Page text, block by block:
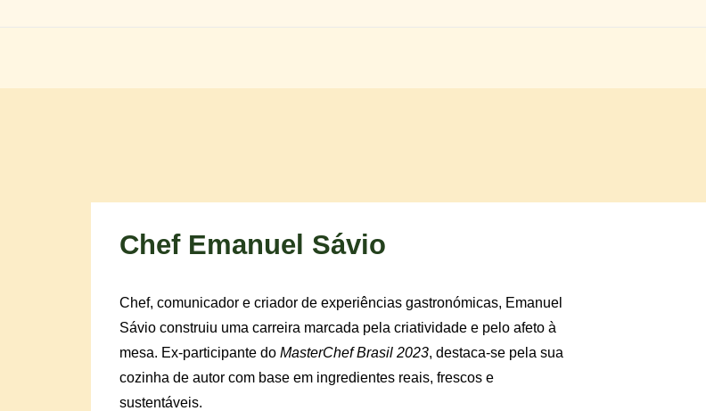
Chef Emanuel Sávio
Chef, comunicador e criador de experiências gastronómicas, Emanuel
Sávio construiu uma carreira marcada pela criatividade e pelo afeto à
mesa. Ex-participante do MasterChef Brasil 2023, destaca-se pela sua
cozinha de autor com base em ingredientes reais, frescos e
sustentáveis.